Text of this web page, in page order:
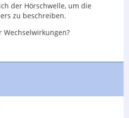
der Hörschwelle, um die
zu beschreiben.
Wechselwirkungen?